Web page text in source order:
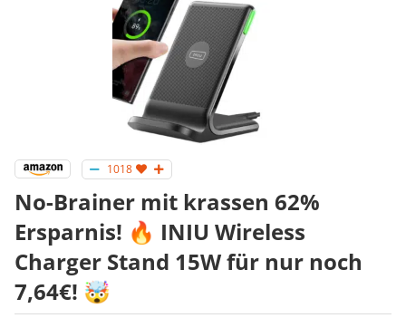
1018
No-Brainer mit krassen 62%
Ersparnis! 🔥 INIU Wireless
Charger Stand 15W für nur noch
7,64€! 🤯